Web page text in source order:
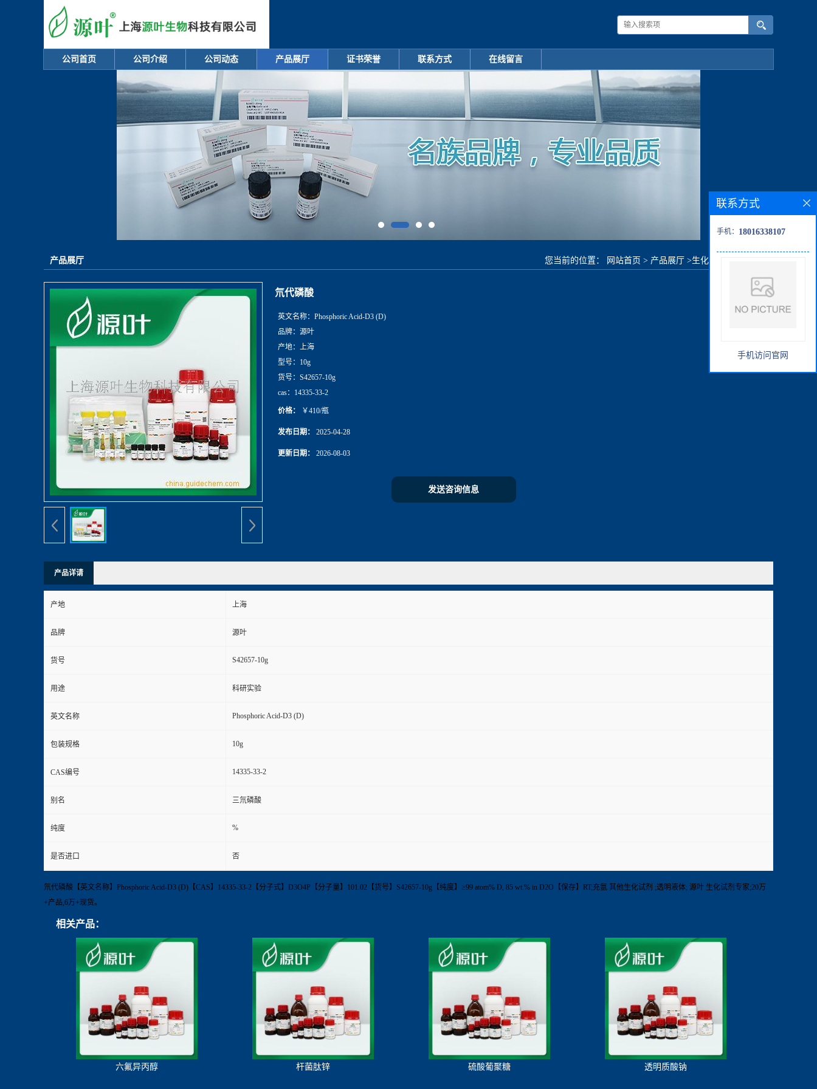
公司首页 公司介绍 公司动态 产品展厅 证书荣誉 联系方式 在线留言
产品展厅 您当前的位置： 网站首页 > 产品展厅 >生化试剂
氘代磷酸
英文名称： Phosphoric Acid-D3 (D)
品牌： 源叶
产地： 上海
型号： 10g
货号： S42657-10g
cas： 14335-33-2
价格： ￥410/瓶
发布日期： 2025-04-28
更新日期： 2026-08-03
发送咨询信息
产品详请
产地 上海
品牌 源叶
货号 S42657-10g
用途 科研实验
英文名称 Phosphoric Acid-D3 (D)
包装规格 10g
CAS编号 14335-33-2
别名 三氘磷酸
纯度 %
是否进口 否
氘代磷酸【英文名称】Phosphoric Acid-D3 (D)【CAS】14335-33-2【分子式】D3O4P【分子量】101.02【货号】S42657-10g【纯度】≥99 atom% D, 85 wt.% in D2O【保存】RT;充氩 其他生化试剂 ;透明液体; 源叶 生化试剂专家;20万
+产品,6万+现货。
相关产品：
六氟异丙醇 杆菌肽锌 硫酸葡聚糖 透明质酸钠
联系方式
手机： 18016338107
手机访问官网